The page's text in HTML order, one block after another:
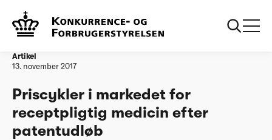
Forside
patentudløb
Artikel
13. november 2017
Priscykler i markedet for
receptpligtig medicin efter
patentudløb